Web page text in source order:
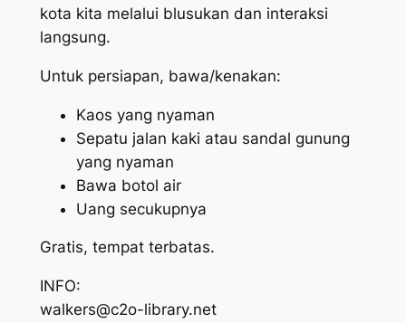
kota kita melalui blusukan dan interaksi
langsung.
Untuk persiapan, bawa/kenakan:
Kaos yang nyaman
Sepatu jalan kaki atau sandal gunung
yang nyaman
Bawa botol air
Uang secukupnya
Gratis, tempat terbatas.
INFO:
walkers@c2o-library.net